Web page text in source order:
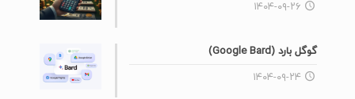
۱۴۰۴-۰۹-۲۶
گوگل بارد (Google Bard)
۱۴۰۴-۰۹-۲۴